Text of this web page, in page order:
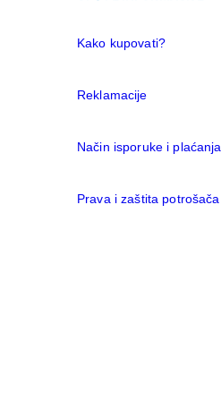
Kako kupovati?
Reklamacije
Način isporuke i plaćanja
Prava i zaštita potrošača